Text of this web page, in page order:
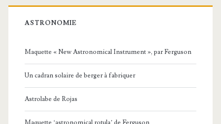
ASTRONOMIE
Maquette « New Astronomical Instrument », par Ferguson
Un cadran solaire de berger à fabriquer
Astrolabe de Rojas